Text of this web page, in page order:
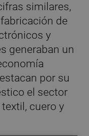
similares,
de
y
generaban un
por su
el sector
cuero y